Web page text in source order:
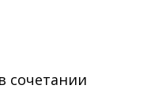
сочетании